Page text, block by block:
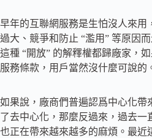
早年的互聯網服務是生怕沒人來用
過大、競爭和防止 “濫用” 等原因
這種 “開放” 的解釋權都歸廠家，
服務條款，用戶當然沒什麼可說的
如果說，廠商們普遍認爲中心化帶
了去中心化，那麼反過來，過去一
也正在帶來越來越多的麻煩。最近